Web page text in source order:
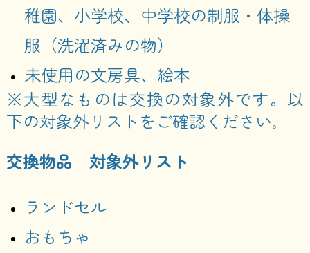
稚園、小学校、中学校の制服・体操
服（洗濯済みの物）
未使用の文房具、絵本
※大型なものは交換の対象外です。以
下の対象外リストをご確認ください。
交換物品 対象外リスト
ランドセル
おもちゃ